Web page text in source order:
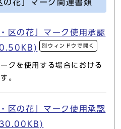
の花」マーク関連書類
区の花」マーク使用承認
別ウィンドウで開く
クを使用する場合における
。
区の花」マーク使用承認